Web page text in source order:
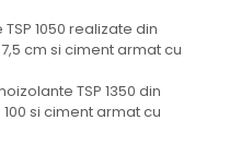
1050 realizate din
cm si ciment armat cu
TSP 1350 din
si ciment armat cu